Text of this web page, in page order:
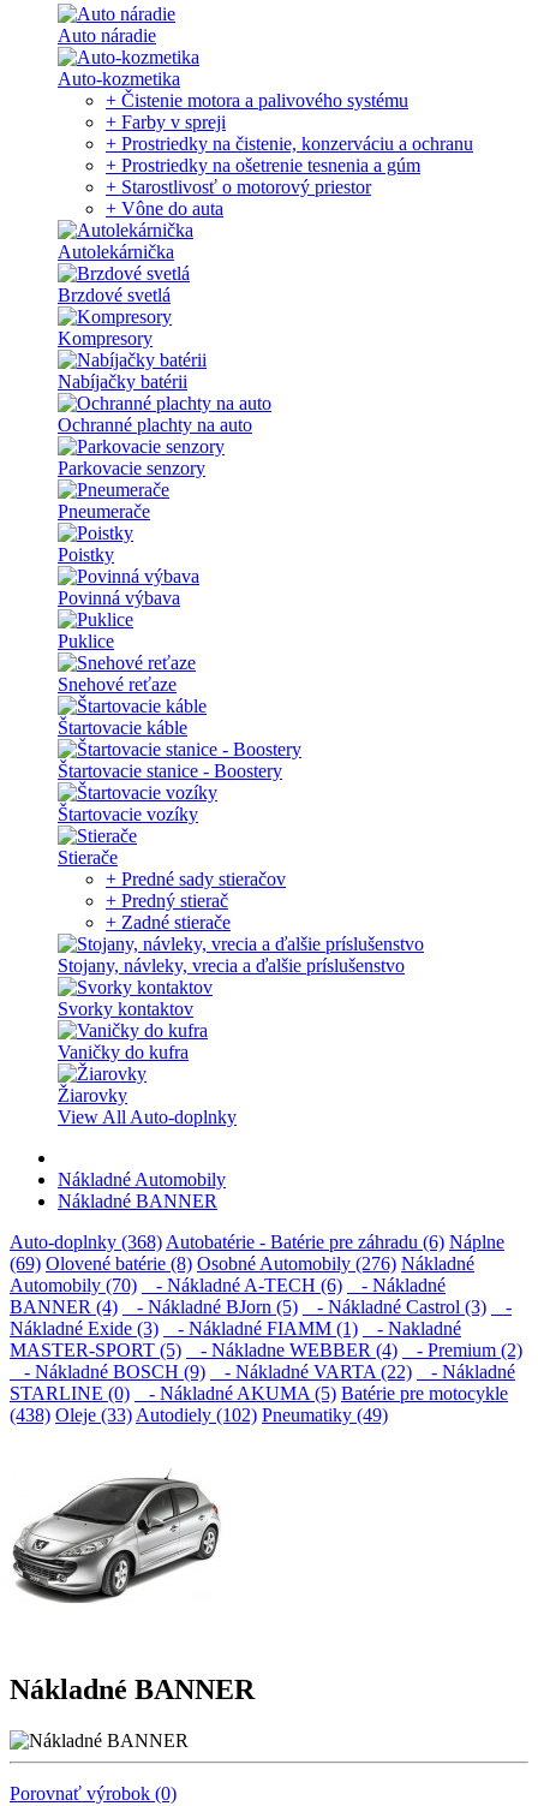
Auto náradie
Auto-kozmetika
+ Čistenie motora a palivového systému
+ Farby v spreji
+ Prostriedky na čistenie, konzerváciu a ochranu
+ Prostriedky na ošetrenie tesnenia a gúm
+ Starostlivosť o motorový priestor
+ Vône do auta
Autolekárnička
Brzdové svetlá
Kompresory
Nabíjačky batérii
Ochranné plachty na auto
Parkovacie senzory
Pneumerače
Poistky
Povinná výbava
Puklice
Snehové reťaze
Štartovacie káble
Štartovacie stanice - Boostery
Štartovacie vozíky
Stierače
+ Predné sady stieračov
+ Predný stierač
+ Zadné stierače
Stojany, návleky, vrecia a ďalšie príslušenstvo
Svorky kontaktov
Vaničky do kufra
Žiarovky
View All Auto-doplnky
Nákladné Automobily
Nákladné BANNER
Auto-doplnky (368) Autobatérie - Batérie pre záhradu (6) Náplne
(69) Olovené batérie (8) Osobné Automobily (276) Nákladné
Automobily (70)
- Nákladné A-TECH (6)
- Nákladné
BANNER (4)
- Nákladné BJorn (5) - Nákladné Castrol (3)
-
Nákladné Exide (3)
- Nákladné FIAMM (1)
- Nakladné
MASTER-SPORT (5)
- Nákladne WEBBER (4)
- Premium (2)
- Nákladné BOSCH (9)
- Nákladné VARTA (22)
- Nákladné
STARLINE (0)
- Nákladné AKUMA (5) Batérie pre motocykle
(438) Oleje (33) Autodiely (102) Pneumatiky (49)
Nákladné BANNER
Porovnať výrobok (0)